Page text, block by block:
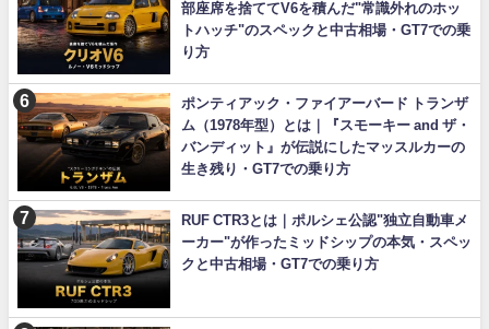
部座席を捨ててV6を積んだ"常識外れのホッ
トハッチ"のスペックと中古相場・GT7での乗
り方
ポンティアック・ファイアーバード トランザ
ム（1978年型）とは｜『スモーキー and ザ・
バンディット』が伝説にしたマッスルカーの
生き残り・GT7での乗り方
RUF CTR3とは｜ポルシェ公認"独立自動車メ
ーカー"が作ったミッドシップの本気・スペッ
クと中古相場・GT7での乗り方